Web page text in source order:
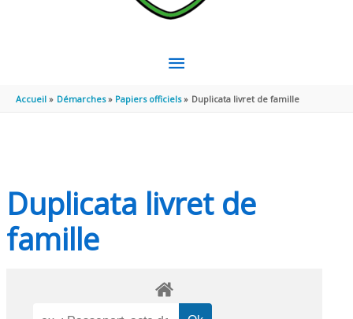
MENU
PRINCIPAL
Accueil Démarches Papiers officiels Duplicata livret de famille
Duplicata livret de
famille